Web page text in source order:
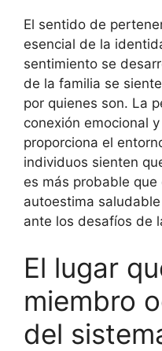
El sentido de
esencial de la
sentimiento se
de la familia se
por quienes son. La
conexión emocional
proporciona el
individuos sienten
es más probable que
autoestima
ante los desafíos de
El lugar
miembro
del